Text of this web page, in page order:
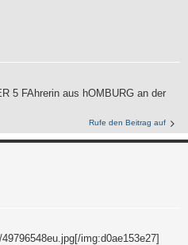
5 FAhrerin aus hOMBURG an der
Rufe den Beitrag auf
img:d0ae153e27]